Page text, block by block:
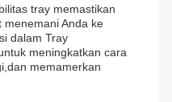
tray memastikan
menemani Anda ke
dalam Tray
meningkatkan cara
memamerkan